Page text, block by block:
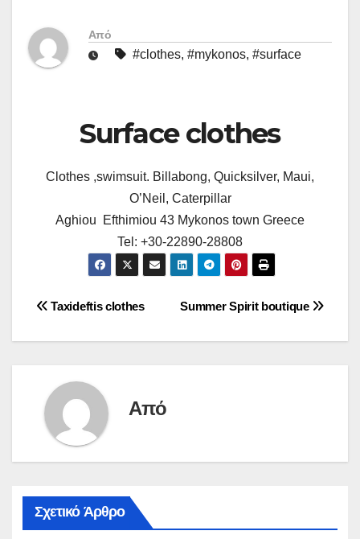
Από
#clothes, #mykonos, #surface
Surface clothes
Clothes ,swimsuit. Billabong, Quicksilver, Maui,
O’Neil, Caterpillar
Aghiou Efthimiou 43 Mykonos town Greece
Tel: +30-22890-28808
Πλοήγηση
άρθρων
Summer Spirit boutique
Taxideftis clothes
Από
Σχετικό Άρθρο